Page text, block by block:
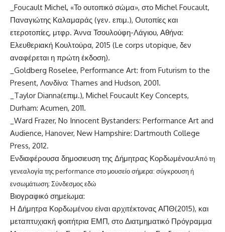
_Foucault Michel, «Το ουτοπικό σώμα», στο Michel Foucault,
Παναγιώτης Καλαμαράς (γεν. επιμ.), Ουτοπίες και
ετεροτοπίες, μτφρ. Άννα Τσουλούφη-Λάγιου, Αθήνα:
Ελευθεριακή Κουλτούρα, 2015 (Le corps utopique, δεν
αναφέρεται η πρώτη έκδοση).
_Goldberg Roselee, Performance Art: from Futurism to the
Present, Λονδίνο: Thames and Hudson, 2001.
_Taylor Dianna(επιμ.), Michel Foucault Key Concepts,
Durham: Acumen, 2011.
_Ward Frazer, No Innocent Bystanders: Performance Art and
Audience, Hanover, New Hampshire: Dartmouth College
Press, 2012.
Ενδιαφέρουσα δημοσιευση της Δήμητρας Κορδωμένου:Από τη
γενεαλογία της performance στο μουσείο σήμερα: σύγκρουση ή
ενσωμάτωση; Σύνδεσμοςεδώ
Βιογραφικό σημείωμα:
Η Δήμητρα Κορδωμένου είναι αρχιτέκτονας ΑΠΘ(2015), και
μεταπτυχιακή φοιτήτρια ΕΜΠ, στο Διατμηματικό Πρόγραμμα